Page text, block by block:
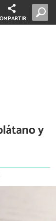
y